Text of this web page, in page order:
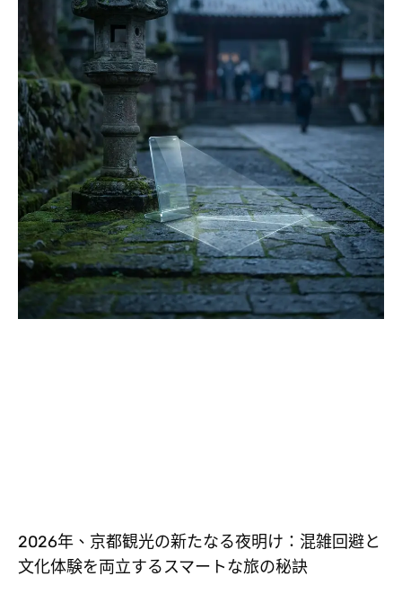
2026年、京都観光の新たなる夜明け：混雑回避と
文化体験を両立するスマートな旅の秘訣